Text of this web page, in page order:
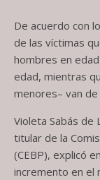
De acuerdo con
de las víctimas
hombres en
edad, mientras
menores– van
Violeta Sabás de
titular de la
(CEBP), explicó
incremento en el